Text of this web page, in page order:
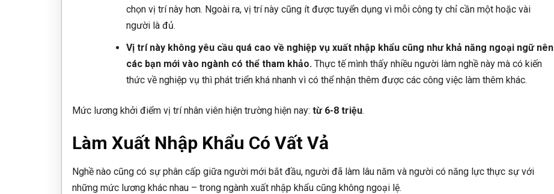
chọn vị trí này hơn. Ngoài ra, vị trí này cũng ít được tuyển dụng vì mỗi công ty chỉ cần một hoặc vài
người là đủ.
Vị trí này không yêu cầu quá cao về nghiệp vụ xuất nhập khẩu cũng như khả năng ngoại ngữ nên
các bạn mới vào ngành có thể tham khảo.Thực tế mình thấy nhiều người làm nghề này mà có kiến
thức về nghiệp vụ thì phát triển khá nhanh vì có thể nhận thêm được các công việc làm thêm khác.
Mức lương khởi điểm vị trí nhân viên hiện trường hiện nay: từ 6-8 triệu.
Làm Xuất Nhập Khẩu Có Vất Vả
Nghề nào cũng có sự phân cấp giữa người mới bắt đầu, người đã làm lâu năm và người có năng lực thực sự với
những mức lương khác nhau – trong ngành xuất nhập khẩu cũng không ngoại lệ.